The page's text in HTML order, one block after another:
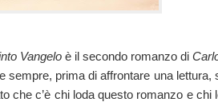
Vangelo è il secondo romanzo di
sempre, prima di affrontare una lettura,
che c’è chi loda questo romanzo e